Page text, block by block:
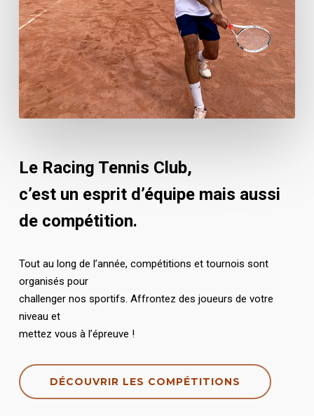
Le Racing Tennis Club,
c’est un esprit d’équipe mais aussi
de compétition.
Tout au long de l’année, compétitions et tournois sont
organisés pour
challenger nos sportifs. Affrontez des joueurs de votre
niveau et
mettez vous à l’épreuve !
DÉCOUVRIR LES COMPÉTITIONS